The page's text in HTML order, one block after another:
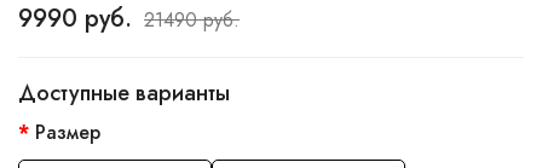
9990 руб. 21490 руб.
Доступные варианты
Размер